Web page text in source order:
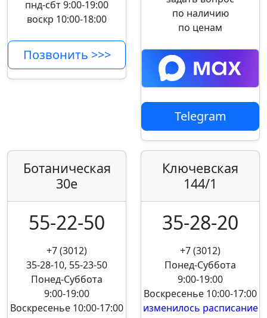
пнд-сбт 9:00-19:00
воскр 10:00-18:00
Позвонить >>>
по наличию
по ценам
Telegram
Ботаническая
30е
55-22-50
+7 (3012)
35-28-10, 55-23-50
Понед-Суббота
9:00-19:00
Воскресенье 10:00-17:00
Ключевская
144/1
35-28-20
+7 (3012)
Понед-Суббота
9:00-19:00
Воскресенье 10:00-17:00
изменилось расписание